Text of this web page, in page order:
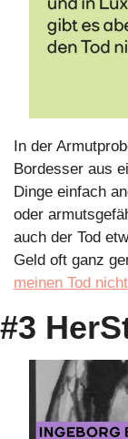
In der
Bordesser aus
Dinge einfach
oder
auch der Tod
Geld oft ganz
meinen Tod
#3